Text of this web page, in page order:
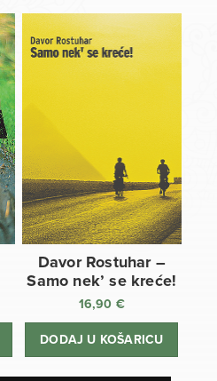
Davor Rostuhar –
Samo nek’ se kreće!
16,90 €
DODAJ U KOŠARICU